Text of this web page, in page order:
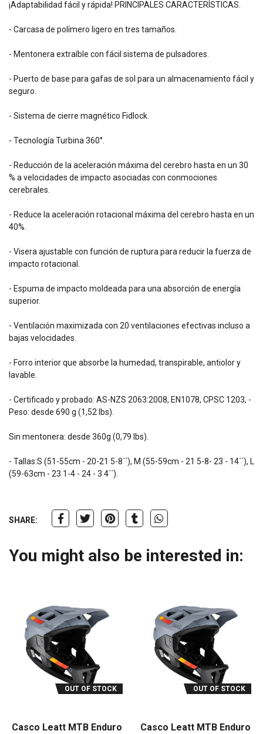
¡Adaptabilidad fácil y rápida! PRINCIPALES CARACTERÍSTICAS.
- Carcasa de polímero ligero en tres tamaños.
- Mentonera extraíble con fácil sistema de pulsadores.
- Puerto de base para gafas de sol para un almacenamiento fácil y
seguro.
- Sistema de cierre magnético Fidlock.
- Tecnología Turbina 360°.
- Reducción de la aceleración máxima del cerebro hasta en un 30
% a velocidades de impacto asociadas con conmociones
cerebrales.
- Reduce la aceleración rotacional máxima del cerebro hasta en un
40%.
- Visera ajustable con función de ruptura para reducir la fuerza de
impacto rotacional.
- Espuma de impacto moldeada para una absorción de energía
superior.
- Ventilación maximizada con 20 ventilaciones efectivas incluso a
bajas velocidades.
- Forro interior que absorbe la humedad, transpirable, antiolor y
lavable.
- Certificado y probado: AS-NZS 2063:2008, EN1078, CPSC 1203, -
Peso: desde 690 g (1,52 lbs).
Sin mentonera: desde 360g (0,79 lbs).
- Tallas:S (51-55cm - 20-21 5-8´´), M (55-59cm - 21 5-8- 23 - 14´´), L
(59-63cm - 23 1-4 - 24 - 3 4´´).
SHARE:
You might also be interested in:
OUT OF STOCK
Casco Leatt MTB Enduro
OUT OF STOCK
Casco Leatt MTB Enduro